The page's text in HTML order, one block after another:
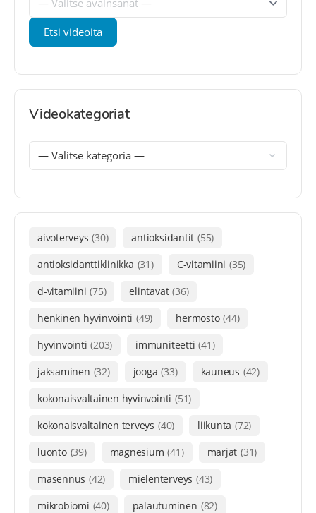
Videokategoriat
aivoterveys (30) antioksidantit (55)
antioksidanttiklinikka (31) C-vitamiini (35)
d-vitamiini (75) elintavat (36)
henkinen hyvinvointi (49) hermosto (44)
hyvinvointi (203) immuniteetti (41)
jaksaminen (32) jooga (33) kauneus (42)
kokonaisvaltainen hyvinvointi (51)
kokonaisvaltainen terveys (40) liikunta (72)
luonto (39) magnesium (41) marjat (31)
masennus (42) mielenterveys (43)
mikrobiomi (40) palautuminen (82)